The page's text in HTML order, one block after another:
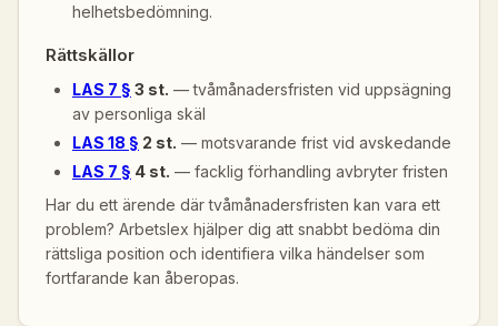
helhetsbedömning.
Rättskällor
LAS 7 § 3 st. — tvåmånadersfristen vid uppsägning
av personliga skäl
LAS 18 § 2 st. — motsvarande frist vid avskedande
LAS 7 § 4 st. — facklig förhandling avbryter fristen
Har du ett ärende där tvåmånadersfristen kan vara ett
problem? Arbetslex hjälper dig att snabbt bedöma din
rättsliga position och identifiera vilka händelser som
fortfarande kan åberopas.